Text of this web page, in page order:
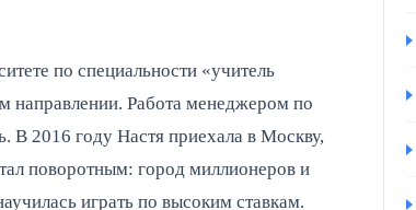
по специальности «учитель
направлении. Работа менеджером по
В 2016 году Настя приехала в Москву,
поворотным: город миллионеров и
играть по высоким ставкам.